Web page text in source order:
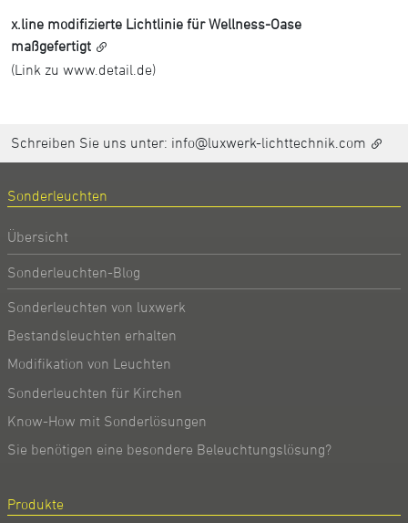
x.line modifizierte Lichtlinie für Wellness-Oase
maßgefertigt
(Link zu www.detail.de)
Schreiben Sie uns unter: info@luxwerk-lichttechnik.com
Sonderleuchten
Übersicht
Sonderleuchten-Blog
Sonderleuchten von luxwerk
Bestandsleuchten erhalten
Modifikation von Leuchten
Sonderleuchten für Kirchen
Know-How mit Sonderlösungen
Sie benötigen eine besondere Beleuchtungslösung?
Produkte